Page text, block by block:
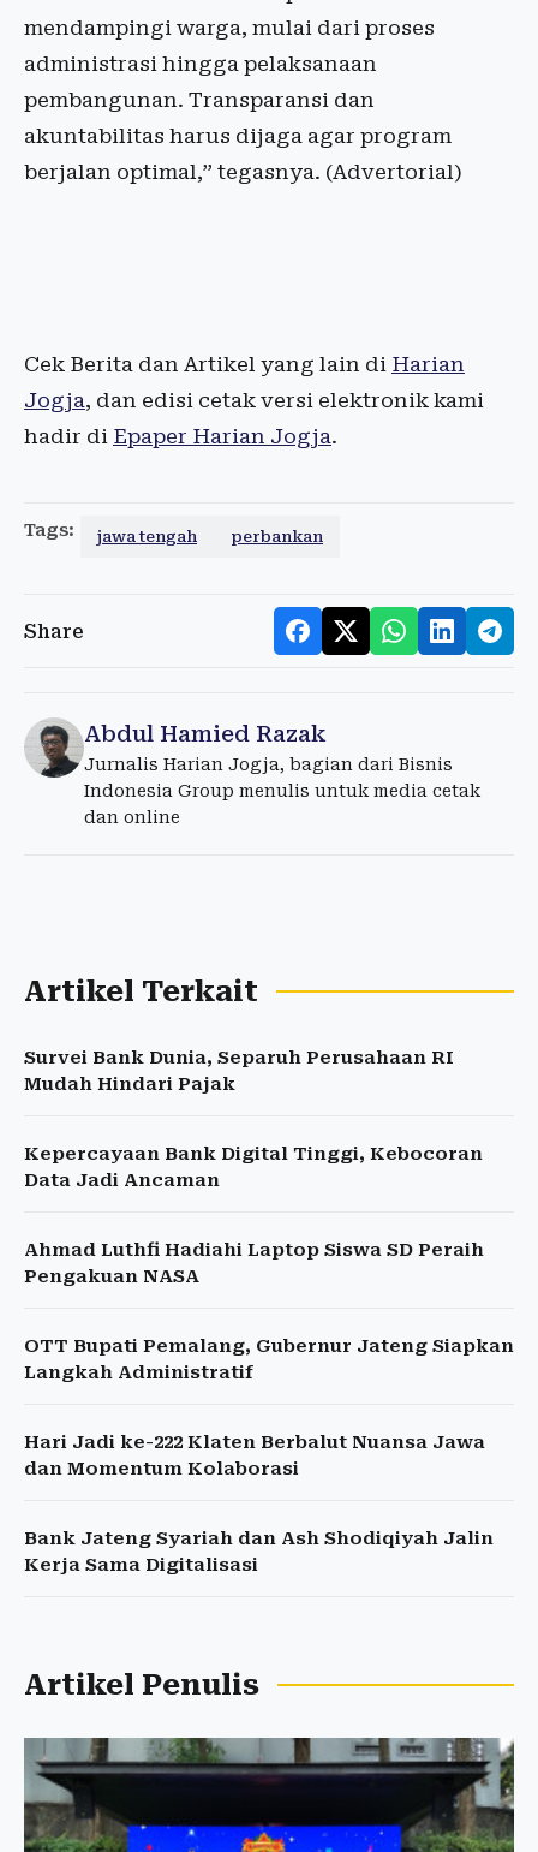
mendampingi warga, mulai dari proses
administrasi hingga pelaksanaan
pembangunan. Transparansi dan
akuntabilitas harus dijaga agar program
berjalan optimal,” tegasnya. (Advertorial)
Cek Berita dan Artikel yang lain di Harian
Jogja, dan edisi cetak versi elektronik kami
hadir di Epaper Harian Jogja.
Tags: jawa tengah perbankan
Share
Abdul Hamied Razak
Jurnalis Harian Jogja, bagian dari Bisnis
Indonesia Group menulis untuk media cetak
dan online
Artikel Terkait
Survei Bank Dunia, Separuh Perusahaan RI
Mudah Hindari Pajak
Kepercayaan Bank Digital Tinggi, Kebocoran
Data Jadi Ancaman
Ahmad Luthfi Hadiahi Laptop Siswa SD Peraih
Pengakuan NASA
OTT Bupati Pemalang, Gubernur Jateng Siapkan
Langkah Administratif
Hari Jadi ke-222 Klaten Berbalut Nuansa Jawa
dan Momentum Kolaborasi
Bank Jateng Syariah dan Ash Shodiqiyah Jalin
Kerja Sama Digitalisasi
Artikel Penulis